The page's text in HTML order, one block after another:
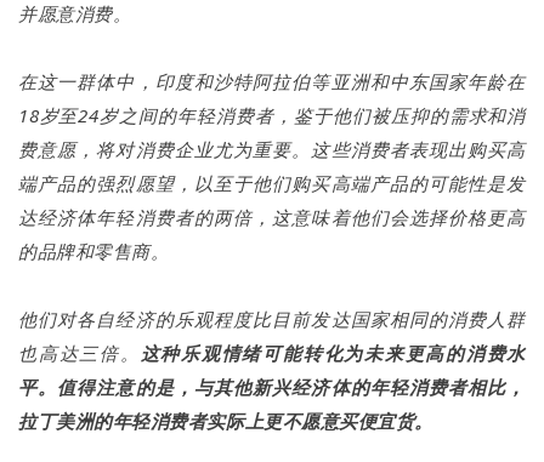
并愿意消费。
在这一群体中，印度和沙特阿拉伯等亚洲和中东国家年龄在
18岁至24岁之间的年轻消费者，鉴于他们被压抑的需求和消
费意愿，将对消费企业尤为重要。这些消费者表现出购买高
端产品的强烈愿望，以至于他们购买高端产品的可能性是发
达经济体年轻消费者的两倍，这意味着他们会选择价格更高
的品牌和零售商。
他们对各自经济的乐观程度比目前发达国家相同的消费人群
也高达三倍。 这种乐观情绪可能转化为未来更高的消费水
平。值得注意的是，与其他新兴经济体的年轻消费者相比，
拉丁美洲的年轻消费者实际上更不愿意买便宜货。